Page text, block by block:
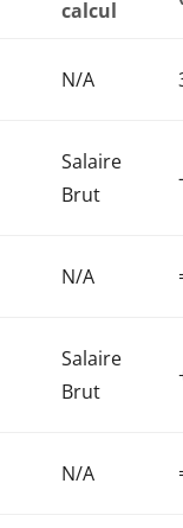
calcul
N/A
Salaire
Brut
N/A
Salaire
Brut
N/A